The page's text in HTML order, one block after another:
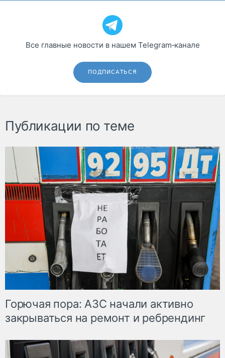
Все главные новости в нашем Telegram‑канале
ПОДПИСАТЬСЯ
Публикации по теме
Горючая пора: АЗС начали активно
закрываться на ремонт и ребрендинг